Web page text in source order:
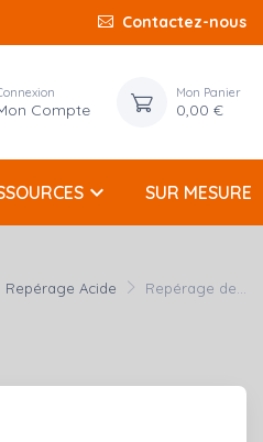
Contactez-nous
Compte
Mon Panier
0,00 €
keyboard_arrow_down SUR MESURE
Repérage Acide Repérage de...